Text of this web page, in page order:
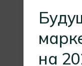
на